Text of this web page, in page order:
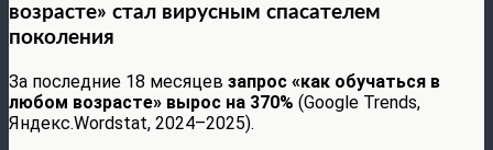
возрасте» стал вирусным спасателем
поколения
За последние 18 месяцев запрос «как обучаться в
любом возрасте» вырос на 370% (Google Trends,
Яндекс.Wordstat, 2024–2025).